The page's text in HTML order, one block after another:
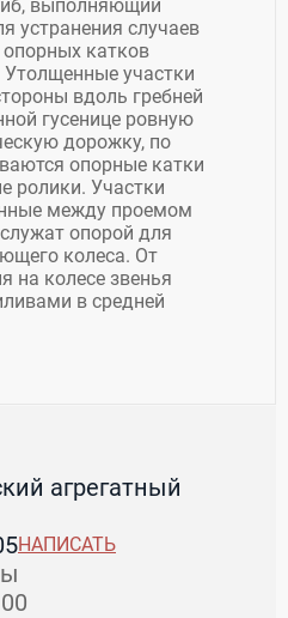
выполняющий
устранения случаев
опорных катков
Утолщенные участки
вдоль гребней
гусенице ровную
дорожку, по
опорные катки
ролики. Участки
между проемом
опорой для
колеса. От
на колесе звенья
в средней
агрегатный
НАПИСАТЬ